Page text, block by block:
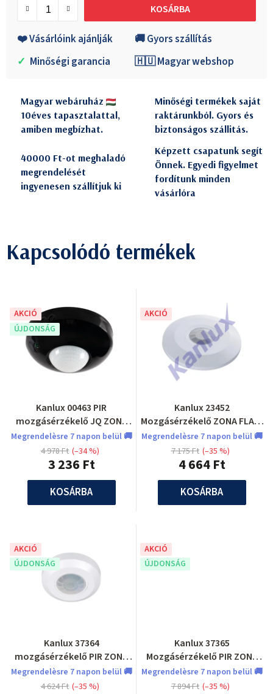
KOSÁRBA
❤️ Vásárlóink ajánlják
🚚 Gyors szállítás
✓ Minőségi garancia 🇭🇺 Magyar webshop
Magyar webáruház
10éves tapasztalattal,
amiben megbízhat.
Minőségi termékek saját
raktárunkból. Gyors és
biztonságos szállitás.
40000 Ft-ot meghaladó
megrendelését
ingyenesen szállítjuk ki
Képzett csapatunk segít
Önnek. Egyedi figyelmet
fordítunk minden
vásárlóra
Kapcsolódó termékek
AKCIÓ
ÚJDONSÁG
Kanlux 00463 PIR
mozgásérzékelő JQ ZONA
JQ-37-B
Megrendelèsre 7 napon belül 🚚
3 236 Ft
4 978 Ft (–34 %)
KOSÁRBA
AKCIÓ
Kanlux 23452
Mozgásérzékelő ZONA FLAT-
W PIR
Megrendelèsre 7 napon belül 🚚
4 664 Ft
7 175 Ft (–35 %)
KOSÁRBA
AKCIÓ
ÚJDONSÁG
Kanlux 37364
mozgásérzékelő PIR ZONA
MINI ZONA MINI-W
Megrendelèsre 7 napon belül 🚚
4 624 Ft (–35 %)
AKCIÓ
ÚJDONSÁG
Kanlux 37365
Mozgásérzékelő PIR ZONA
MINI ZONA MINI WT-W
Megrendelèsre 7 napon belül 🚚
7 894 Ft (–35 %)